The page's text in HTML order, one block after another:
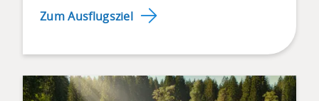
hinab
Chadhus,
Zum Ausflugsziel